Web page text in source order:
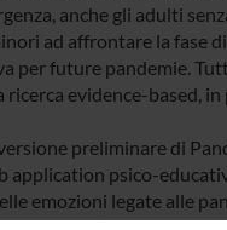
anche gli adulti
ad affrontare la fase
per future pandemie.
evidence-based,
preliminare di
application psico-
emozioni legate alle